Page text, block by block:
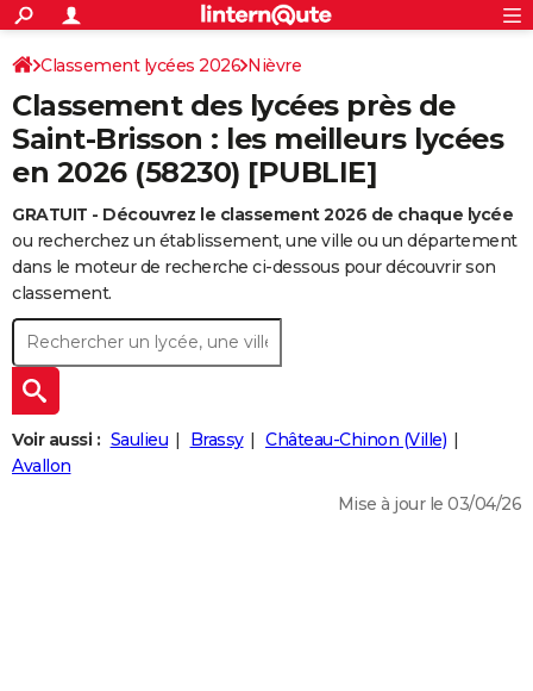
ACTUALITÉS
Politique
Société
Faits Divers
Education
Monde
Villes
+
SPORT
Coupe du monde 2026
Football
Tennis
Cyclisme
Rugby
Forum
CULTURE
Programme TV
TNT
Streaming
Cinéma
Sorties cinéma
Musique
+
FINANCE
Retraite
Impôts
Epargne
Immobilier
Risques naturels par ville
Banque
Assurance
Crédit
AUTO
Essais
Réserver un essai
Citadines
Berlines
SUV
Forum auto
+
HIGH-TECH
BRICOLAGE
Forum
Aménagement intérieur
Extérieur
Cuisine
Salle de bains
Jardinage
Rangement
+WEEK-END
Guides de France
Escapades
Patrimoine
Expositions
Musées
Week-end nature
+
LIFESTYLE
Art de vivre
Bien-être
Loisirs
Mode
Modes de vie
+SANTE
S'inscrire
Connexion
Classement lycées 2026 Nièvre
Classement des lycées près de
Saint-Brisson : les meilleurs lycées
en 2026 (58230) [PUBLIE]
GRATUIT - Découvrez le classement 2026 de chaque lycée
ou recherchez un établissement, une ville ou un département
dans le moteur de recherche ci-dessous pour découvrir son
classement.
Voir aussi : Saulieu Brassy
Château-Chinon (Ville)
Avallon
Mise à jour le 03/04/26